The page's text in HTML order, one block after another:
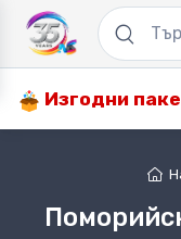
Изгодни